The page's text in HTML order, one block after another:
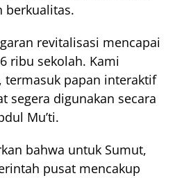
berkualitas.
revitalisasi mencapai
ribu sekolah. Kami
termasuk papan interaktif
segera digunakan secara
Mu’ti.
bahwa untuk Sumut,
pusat mencakup